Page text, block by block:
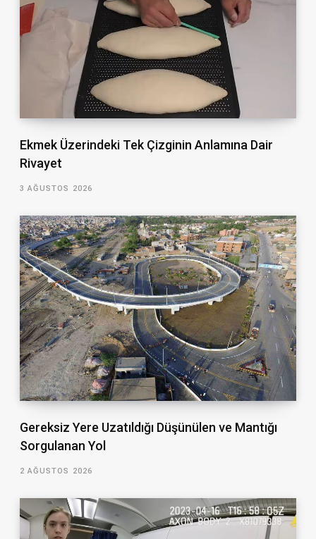
Ekmek Üzerindeki Tek Çizginin Anlamına Dair
Rivayet
3 AĞUSTOS 2026
Gereksiz Yere Uzatıldığı Düşünülen ve Mantığı
Sorgulanan Yol
2 AĞUSTOS 2026